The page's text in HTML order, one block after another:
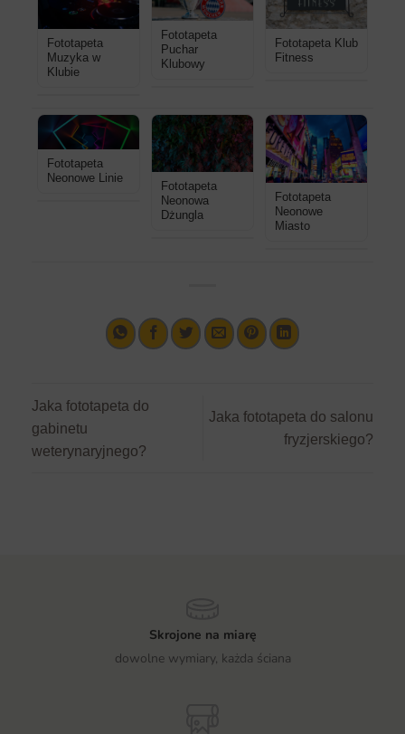
Fototapeta
Muzyka w
Klubie
Fototapeta
Puchar
Klubowy
Fototapeta Klub
Fitness
Fototapeta
Neonowe Linie
Fototapeta
Neonowa
Dżungla
Fototapeta
Neonowe
Miasto
Jaka fototapeta do
gabinetu
weterynaryjnego?
Jaka fototapeta do salonu
fryzjerskiego?
Skrojone na miarę
dowolne wymiary, każda ściana